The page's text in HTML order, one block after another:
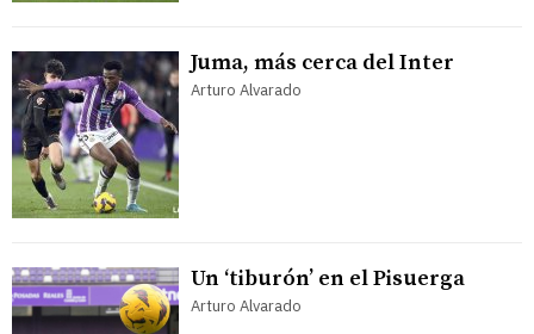
Juma, más cerca del Inter
Arturo Alvarado
Un ‘tiburón’ en el Pisuerga
Arturo Alvarado